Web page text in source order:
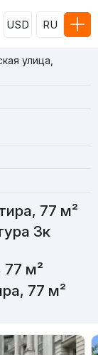
USD RU
улица,
77 м²
3к
77 м²
77 м²